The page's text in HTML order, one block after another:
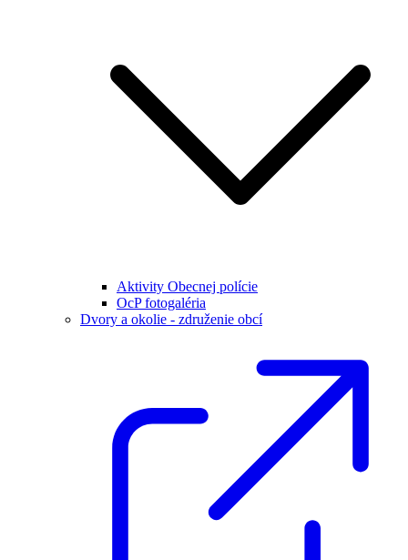
Aktivity Obecnej polície
OcP fotogaléria
Dvory a okolie - združenie obcí